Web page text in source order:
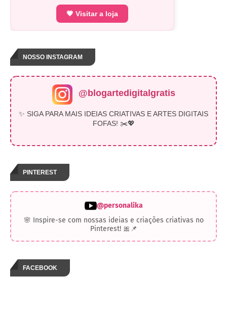
💗 Visitar a loja
NOSSO INSTAGRAM
@blogartedigitalgratis
✨ SIGA PARA MAIS IDEIAS CRIATIVAS E ARTES DIGITAIS
FOFAS! ✂️💖
PINTEREST
@personalika
🌸 Inspire-se com nossas ideias e criações criativas no
Pinterest! 🎀📌
FACEBOOK